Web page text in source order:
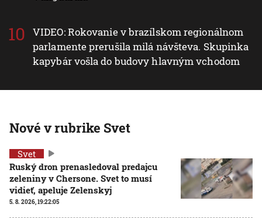
VIDEO: Rokovanie v brazílskom regionálnom
parlamente prerušila milá návšteva. Skupinka
kapybár vošla do budovy hlavným vchodom
Nové v rubrike Svet
Svet
Ruský dron prenasledoval predajcu
zeleniny v Chersone. Svet to musí
vidieť, apeluje Zelenskyj
5. 8. 2026, 19:22:05